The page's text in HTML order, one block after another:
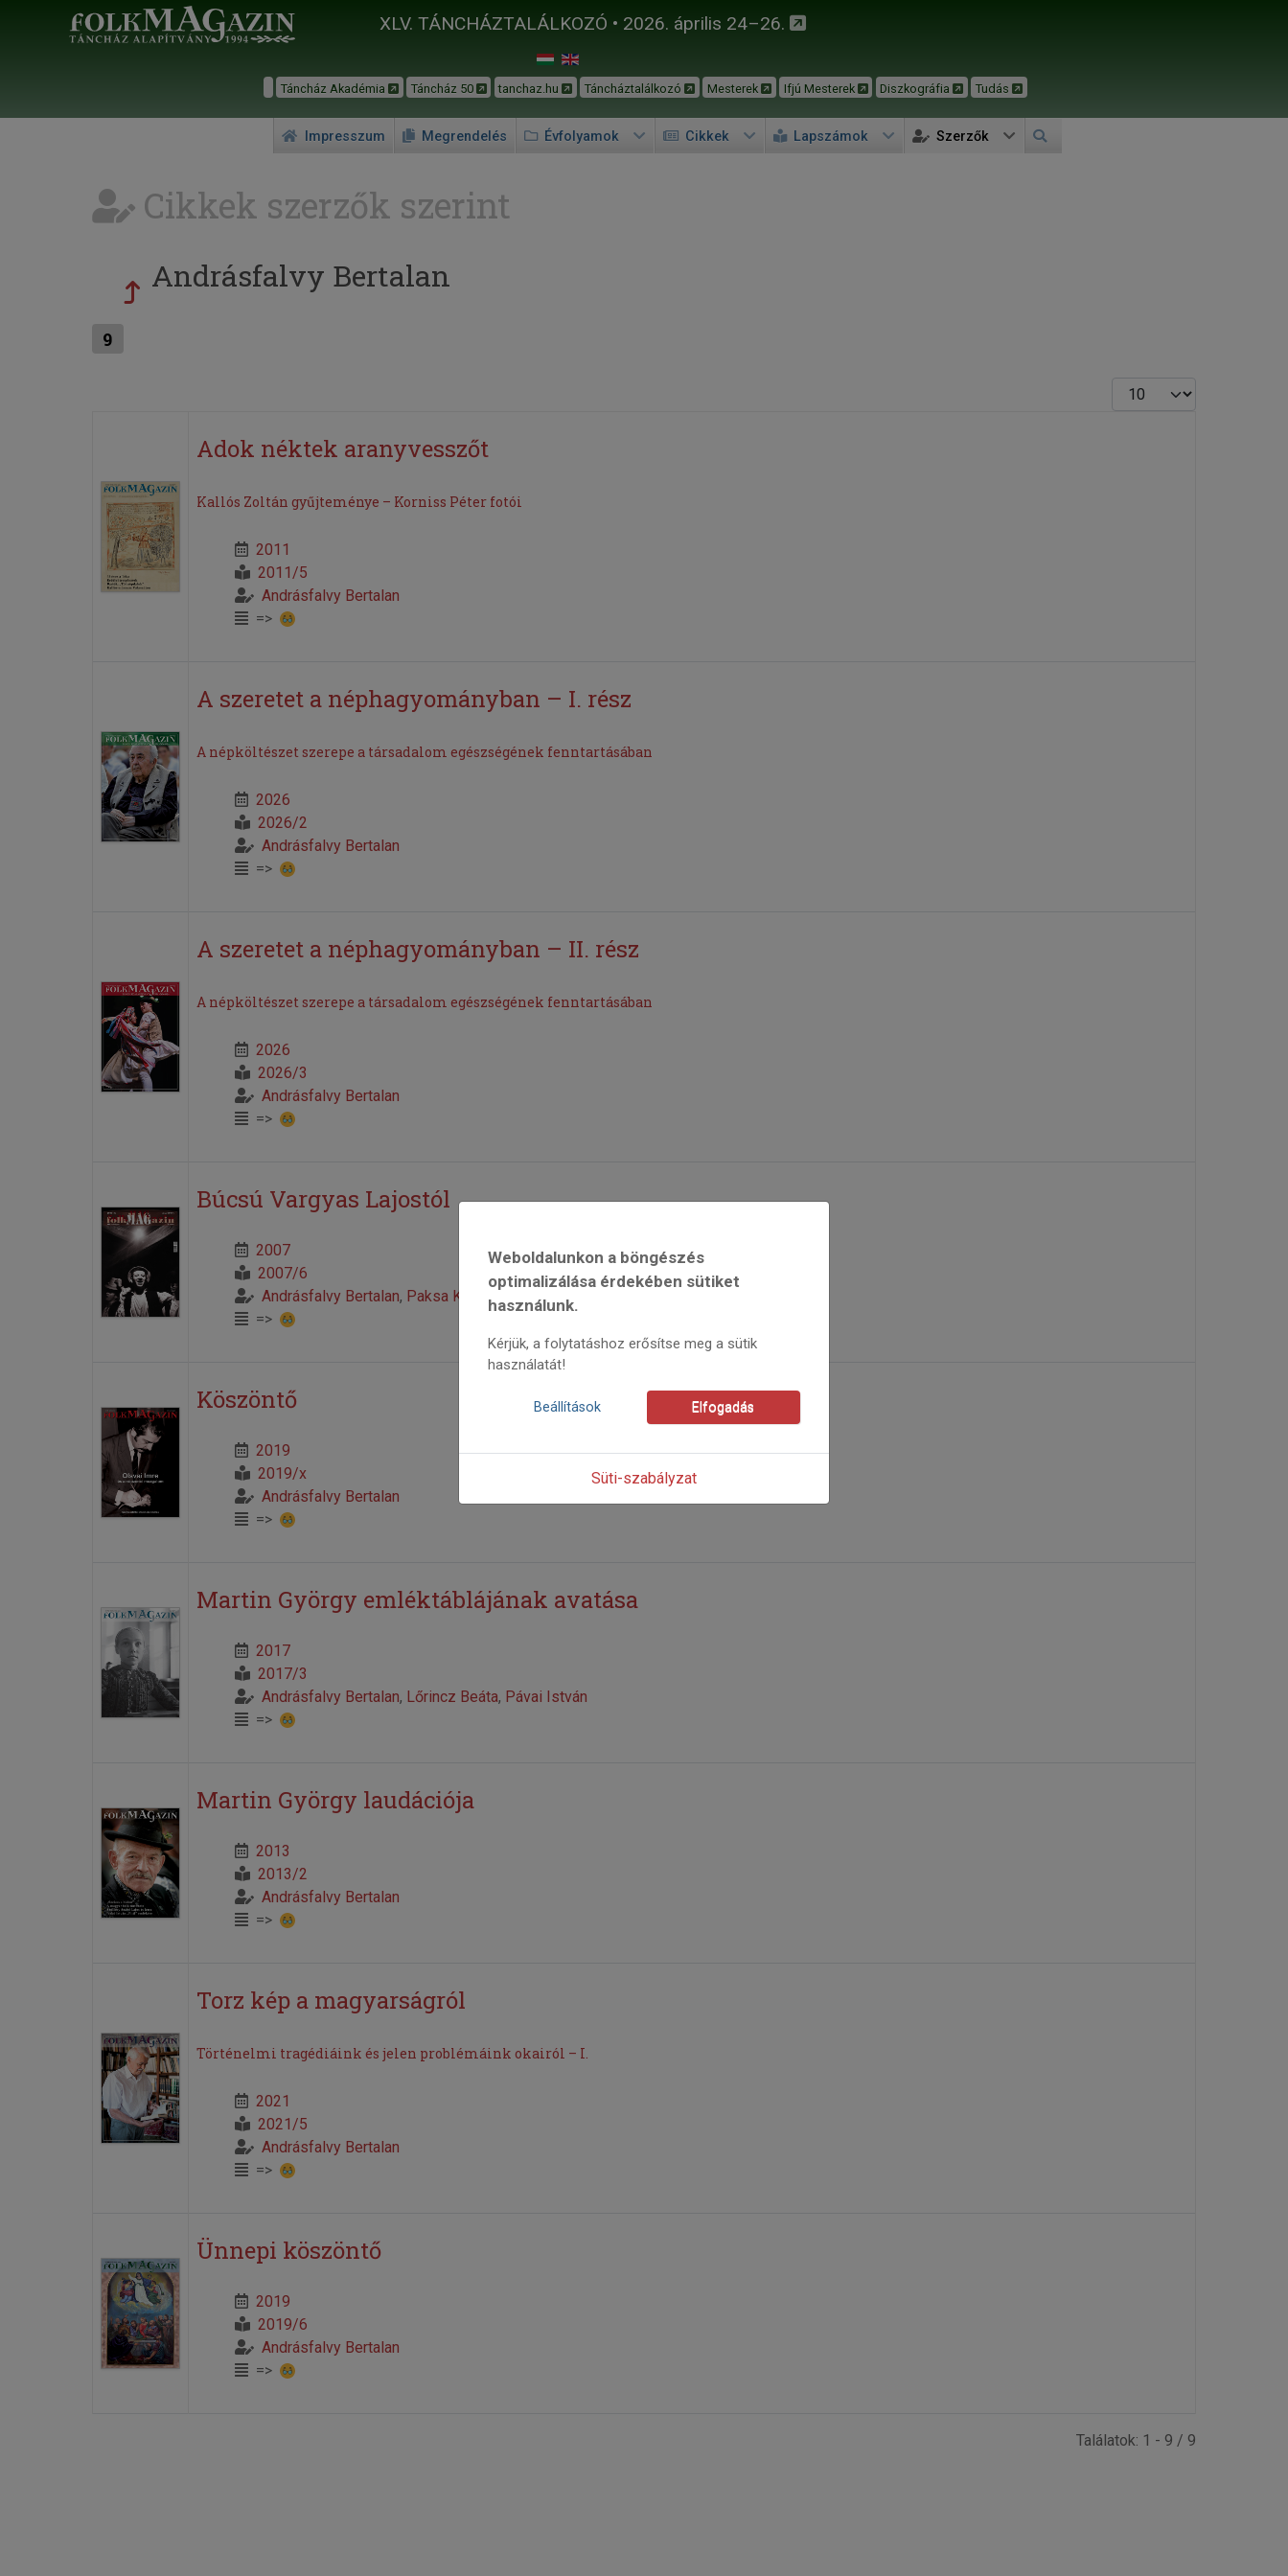
XLV. TÁNCHÁZTALÁLKOZÓ • 2026. április 24–26.
Táncház Akadémia Táncház 50 tanchaz.hu Táncháztalálkozó Mesterek Ifjú Mesterek Diszkográfia Tudás
Impresszum Megrendelés Évfolyamok Cikkek Lapszámok Szerzők
Cikkek szerzők szerint
Andrásfalvy Bertalan
9
Tételek #
Adok néktek aranyvesszőt
Kallós Zoltán gyűjteménye – Korniss Péter fotói
2011
2011/5
Andrásfalvy Bertalan
=>
A szeretet a néphagyományban – I. rész
A népköltészet szerepe a társadalom egészségének fenntartásában
2026
2026/2
Andrásfalvy Bertalan
=>
A szeretet a néphagyományban – II. rész
A népköltészet szerepe a társadalom egészségének fenntartásában
2026
2026/3
Andrásfalvy Bertalan
=>
Búcsú Vargyas Lajostól
2007
2007/6
Andrásfalvy Bertalan, Paksa Katalin
=>
Köszöntő
2019
2019/x
Andrásfalvy Bertalan
=>
Martin György emléktáblájának avatása
2017
2017/3
Andrásfalvy Bertalan, Lőrincz Beáta, Pávai István
=>
Martin György laudációja
2013
2013/2
Andrásfalvy Bertalan
=>
Torz kép a magyarságról
Történelmi tragédiáink és jelen problémáink okairól – I.
2021
2021/5
Andrásfalvy Bertalan
=>
Ünnepi köszöntő
2019
2019/6
Andrásfalvy Bertalan
=>
Találatok: 1 - 9 / 9
Weboldalunkon a böngészés
optimalizálása érdekében sütiket
használunk.
Kérjük, a folytatáshoz erősítse meg a sütik
használatát!
Beállítások Elfogadás
Süti-szabályzat